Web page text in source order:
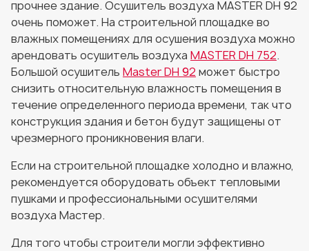
прочнее здание. Осушитель воздуха MASTER DH 92
очень поможет. На строительной площадке во
влажных помещениях для осушения воздуха можно
арендовать осушитель воздуха MASTER DH 752.
Большой осушитель Master DH 92 может быстро
снизить относительную влажность помещения в
течение определенного периода времени, так что
конструкция здания и бетон будут защищены от
чрезмерного проникновения влаги.
Если на строительной площадке холодно и влажно,
рекомендуется оборудовать объект тепловыми
пушками и профессиональными осушителями
воздуха Мастер.
Для того чтобы строители могли эффективно